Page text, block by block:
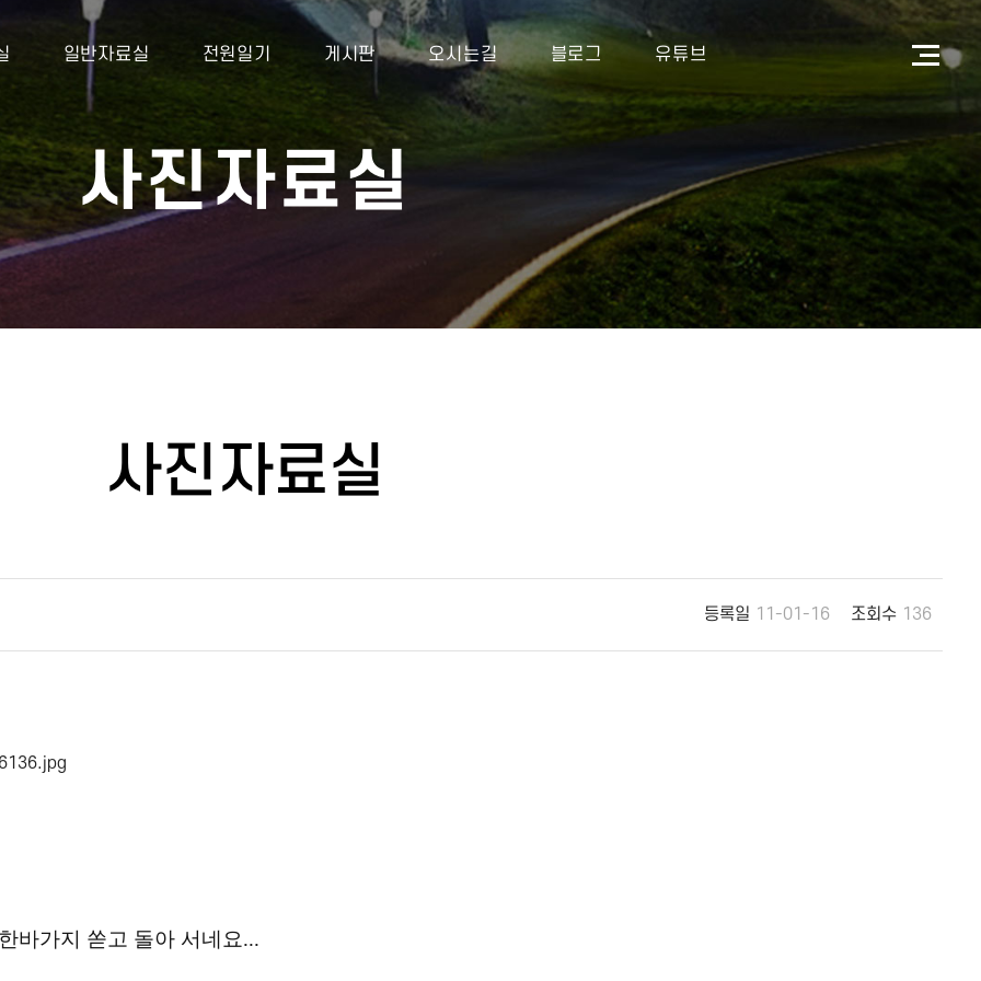
일반자료실 전원일기 게시판 오시는길 블로그 유튜브
사진자료실
사진자료실
등록일 11-01-16 조회수 136
바가지 쏟고 돌아 서네요...